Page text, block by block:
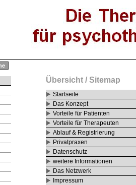
Übersicht / Sitemap
Startseite
Das Konzept
Vorteile für Patienten
Vorteile für Therapeuten
Ablauf & Registrierung
Privatpraxen
Datenschutz
weitere Informationen
Das Netzwerk
Impressum